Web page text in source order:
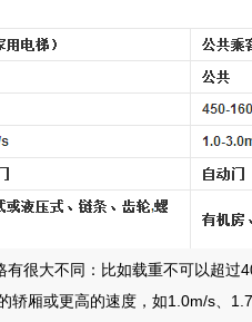
很大不同：比如载重不可以超
厢或更高的速度，如1.0m/s、